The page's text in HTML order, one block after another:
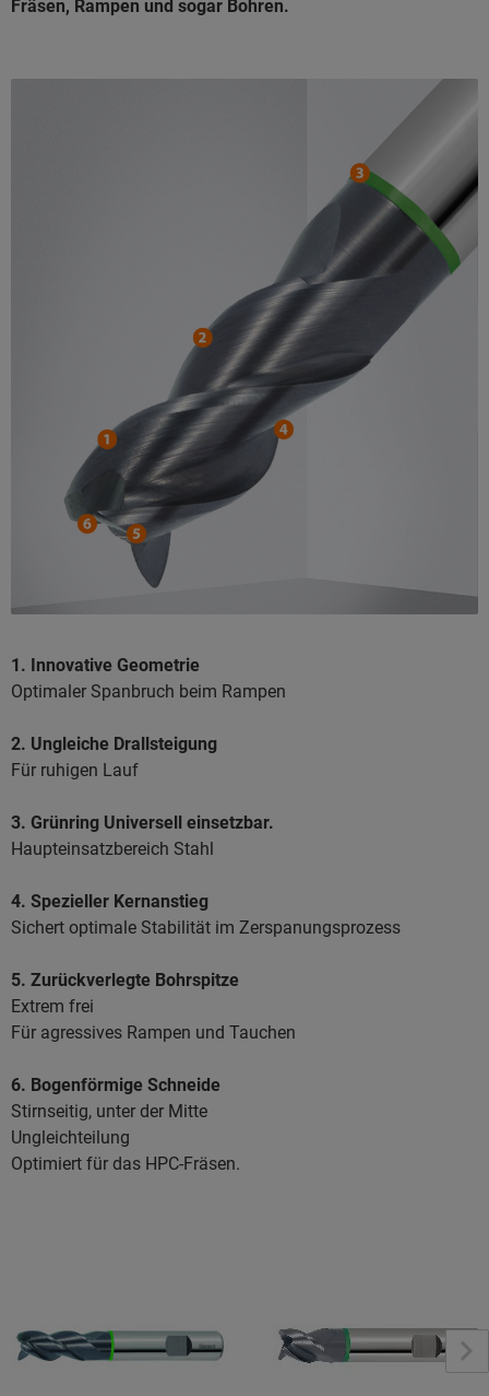
Fräsen, Rampen und sogar Bohren.
1. Innovative Geometrie
Optimaler Spanbruch beim Rampen
2. Ungleiche Drallsteigung
Für ruhigen Lauf
3. Grünring Universell einsetzbar.
Haupteinsatzbereich Stahl
4. Spezieller Kernanstieg
Sichert optimale Stabilität im Zerspanungsprozess
5. Zurückverlegte Bohrspitze
Extrem frei
Für agressives Rampen und Tauchen
6. Bogenförmige Schneide
Stirnseitig, unter der Mitte
Ungleichteilung
Optimiert für das HPC-Fräsen.